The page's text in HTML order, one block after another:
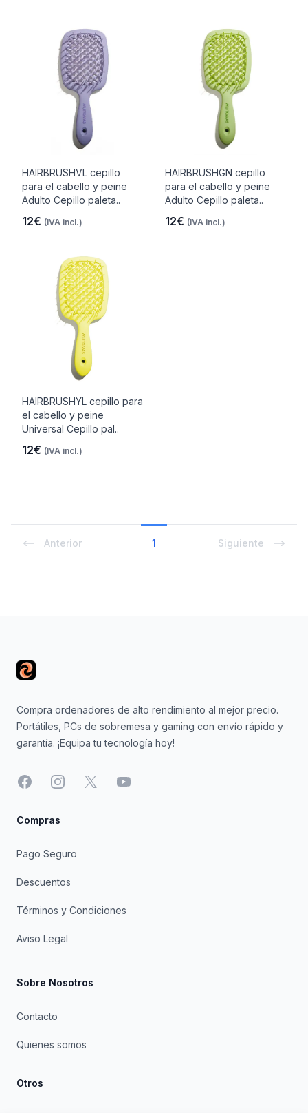
HAIRBRUSHVL cepillo
para el cabello y peine
Adulto Cepillo paleta..
12€ (IVA incl.)
HAIRBRUSHGN cepillo
para el cabello y peine
Adulto Cepillo paleta..
12€ (IVA incl.)
HAIRBRUSHYL cepillo para
el cabello y peine
Universal Cepillo pal..
12€ (IVA incl.)
Anterior 1 Siguiente
Compra ordenadores de alto rendimiento al mejor precio.
Portátiles, PCs de sobremesa y gaming con envío rápido y
garantía. ¡Equipa tu tecnología hoy!
FacebookInstagram
X YouTube
Compras
Pago Seguro
Descuentos
Términos y Condiciones
Aviso Legal
Sobre Nosotros
Contacto
Quienes somos
Otros